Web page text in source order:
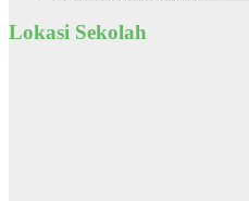
Lokasi Sekolah